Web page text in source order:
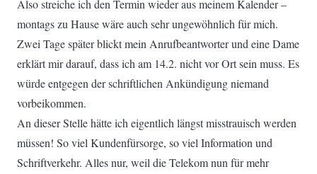
Also streiche ich den Termin wieder aus meinem Kalender –
montags zu Hause wäre auch sehr ungewöhnlich für mich.
Zwei Tage später blickt mein Anrufbeantworter und eine Dame
erklärt mir darauf, dass ich am 14.2. nicht vor Ort sein muss. Es
würde entgegen der schriftlichen Ankündigung niemand
vorbeikommen.
An dieser Stelle hätte ich eigentlich längst misstrauisch werden
müssen! So viel Kundenfürsorge, so viel Information und
Schriftverkehr. Alles nur, weil die Telekom nun für mehr